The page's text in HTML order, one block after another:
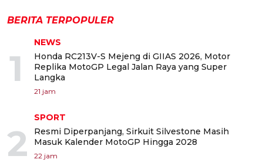
BERITA TERPOPULER
1
NEWS
Honda RC213V-S Mejeng di GIIAS 2026, Motor
Replika MotoGP Legal Jalan Raya yang Super
Langka
21 jam
2
SPORT
Resmi Diperpanjang, Sirkuit Silvestone Masih
Masuk Kalender MotoGP Hingga 2028
22 jam